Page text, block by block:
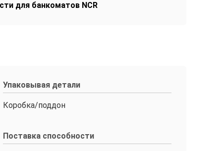
для банкоматов NCR
Упаковывая детали
Коробка/поддон
Поставка способности